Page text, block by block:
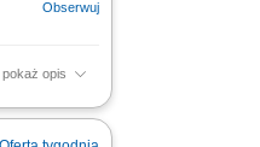
pokaż opis